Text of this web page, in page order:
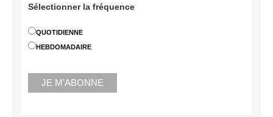
Sélectionner la fréquence
QUOTIDIENNE
HEBDOMADAIRE